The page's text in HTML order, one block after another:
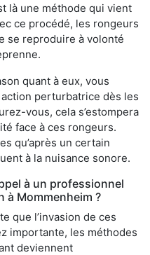
là une méthode qui vient
ce procédé, les rongeurs
se reproduire à volonté
quant à eux, vous
perturbatrice dès les
vous, cela s’estompera
face à ces rongeurs.
qu’après un certain
à la nuisance sonore.
à un professionnel
à Mommenheim ?
que l’invasion de ces
importante, les méthodes
deviennent